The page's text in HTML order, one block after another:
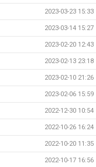
2023-03-23 15:33
2023-03-14 15:27
2023-02-20 12:43
2023-02-13 23:18
2023-02-10 21:26
2023-02-06 15:59
2022-12-30 10:54
2022-10-26 16:24
2022-10-20 11:35
2022-10-17 16:56